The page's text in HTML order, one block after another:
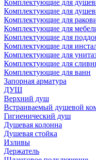
Комплектующие для
Комплектующие для
Комплектующие для
Комплектующие для
Комплектующие для
Комплектующие для
Комплектующие для
Комплектующие для
Комплектующие для ванн
Запорная арматура
ДУШ
Верхний душ
Встраиваемый душевой
Гигиенический душ
Душевая колонна
Душевая стойка
Изливы
Держатель